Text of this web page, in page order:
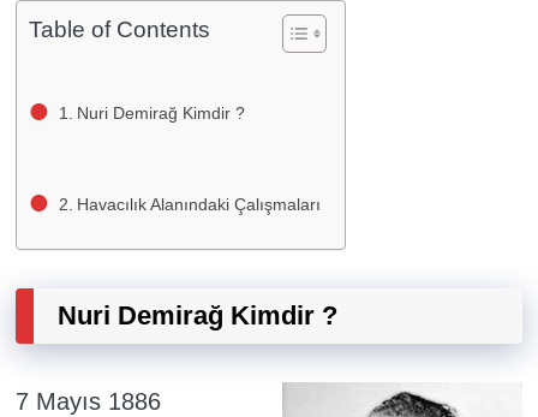
Table of Contents
Nuri Demirağ Kimdir ?
Havacılık Alanındaki Çalışmaları
Nuri Demirağ Kimdir ?
7 Mayıs 1886